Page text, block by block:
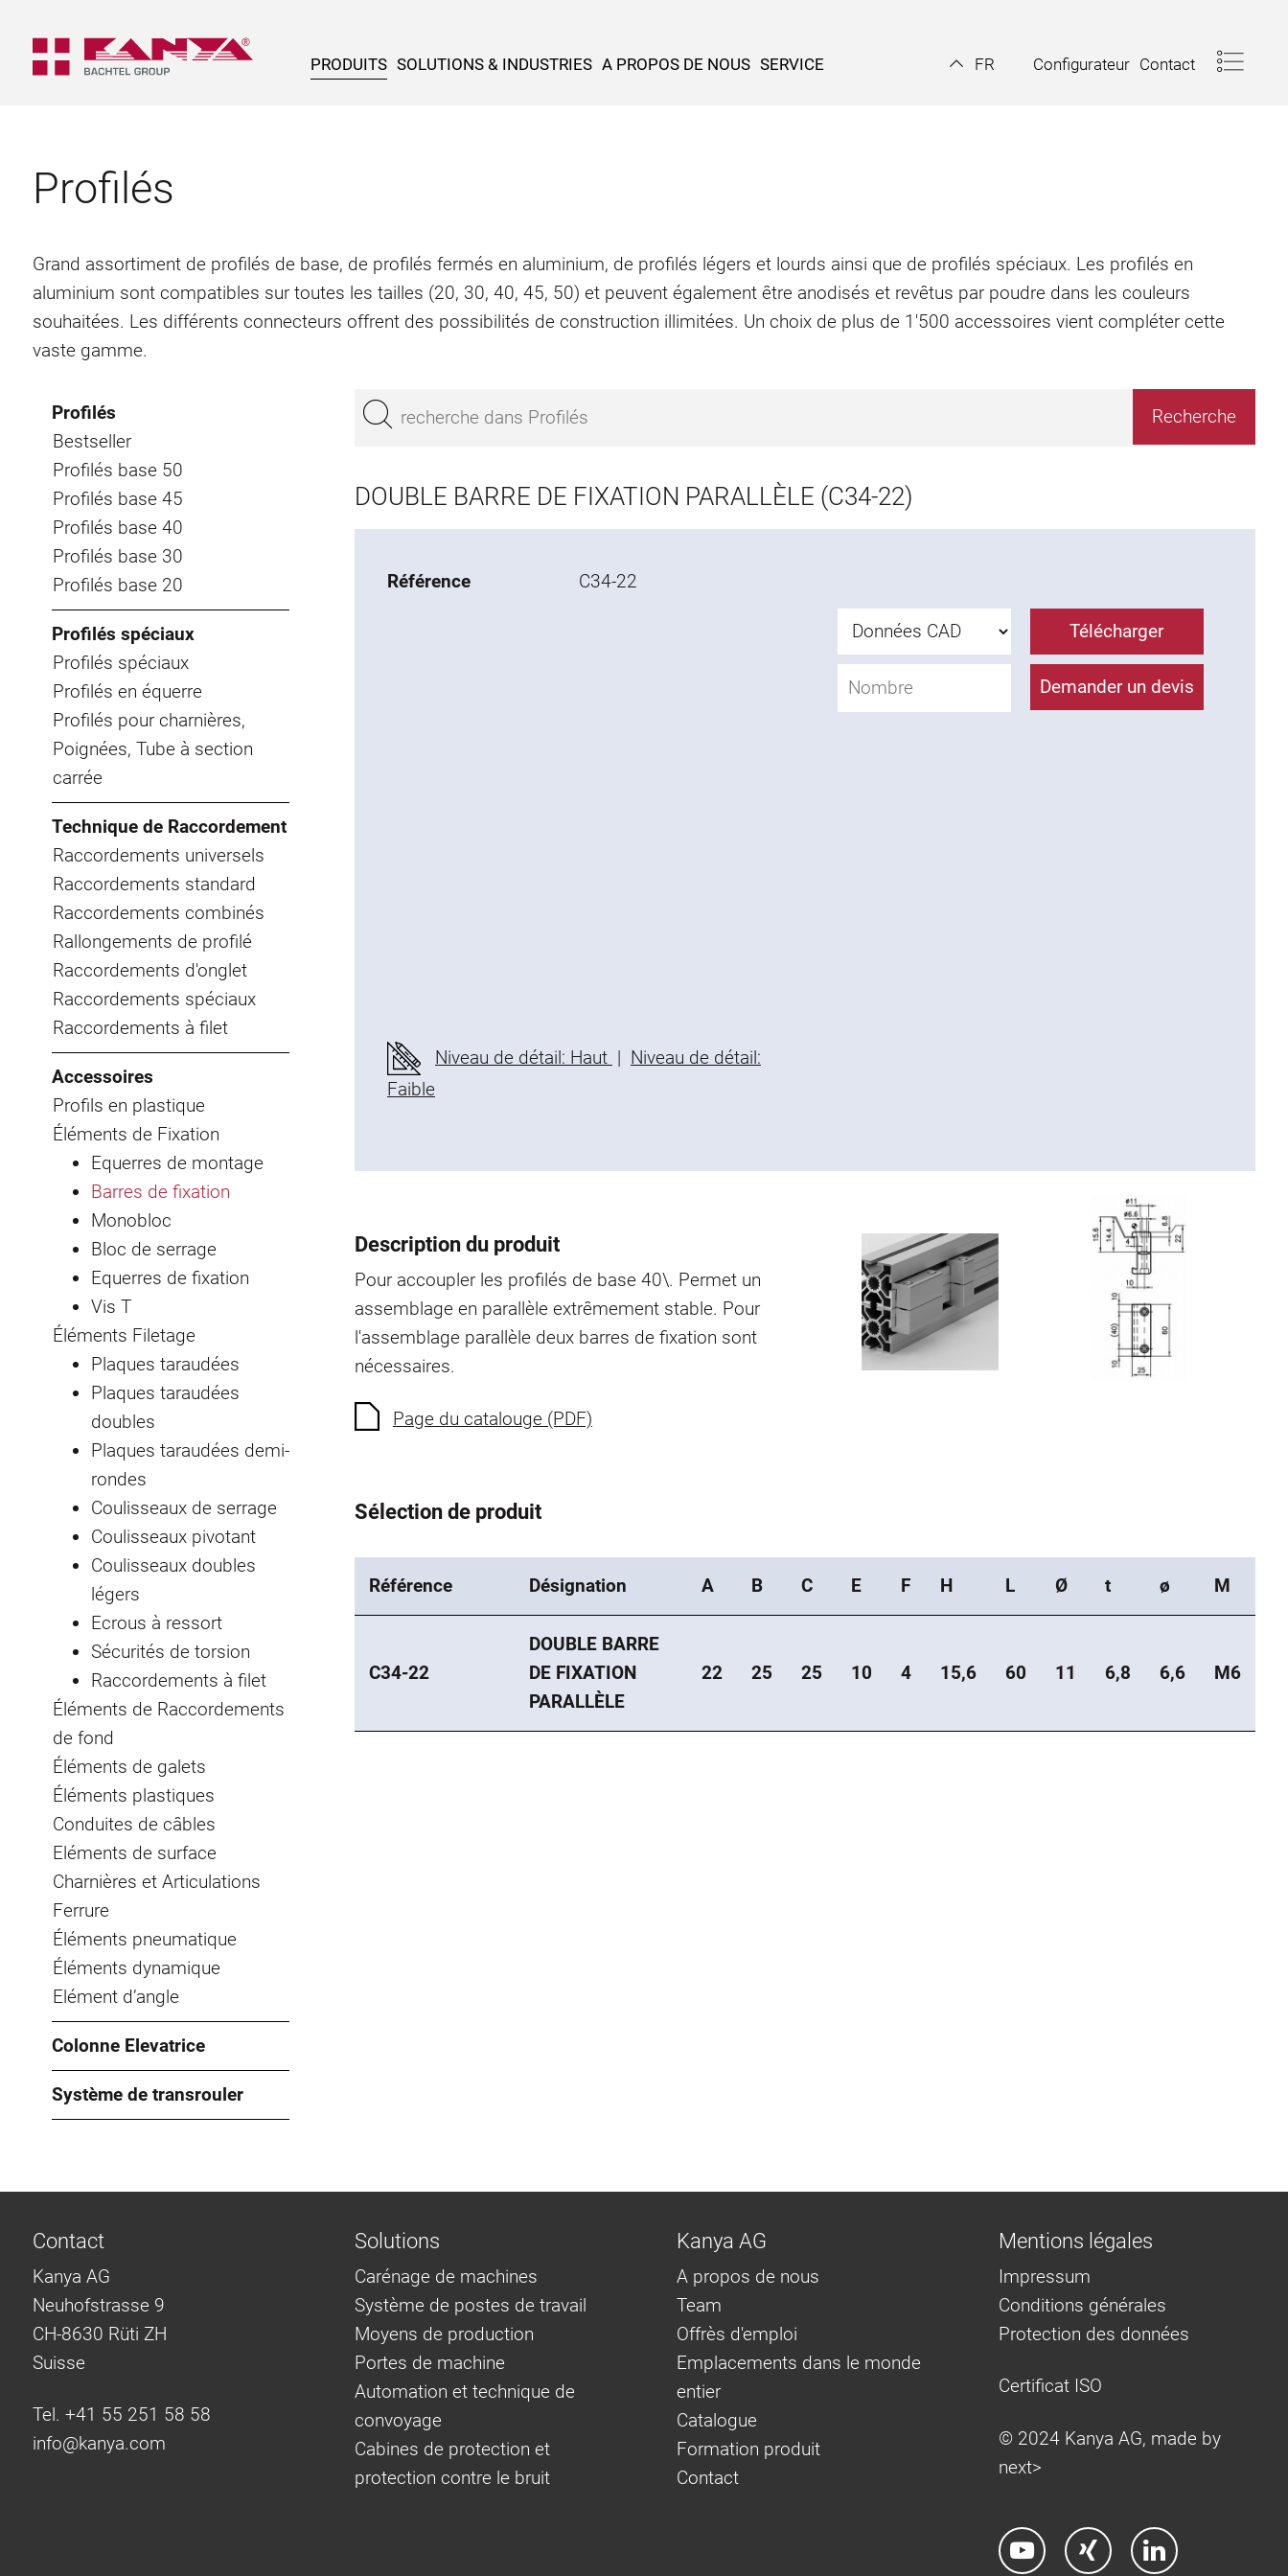
PRODUITS SOLUTIONS & INDUSTRIES A PROPOS DE NOUS SERVICE FR Configurateur Contact
Profilés
Grand assortiment de profilés de base, de profilés fermés en aluminium, de profilés légers et lourds ainsi que de profilés spéciaux. Les profilés en
aluminium sont compatibles sur toutes les tailles (20, 30, 40, 45, 50) et peuvent également être anodisés et revêtus par poudre dans les couleurs
souhaitées. Les différents connecteurs offrent des possibilités de construction illimitées. Un choix de plus de 1'500 accessoires vient compléter cette
vaste gamme.
Profilés
Bestseller
Profilés base 50
Profilés base 45
Profilés base 40
Profilés base 30
Profilés base 20
Profilés spéciaux
Profilés spéciaux
Profilés en équerre
Profilés pour charnières,
Poignées, Tube à section
carrée
Technique de Raccordement
Raccordements universels
Raccordements standard
Raccordements combinés
Rallongements de profilé
Raccordements d'onglet
Raccordements spéciaux
Raccordements à filet
Accessoires
Profils en plastique
Éléments de Fixation
Equerres de montage
Barres de fixation
Monobloc
Bloc de serrage
Equerres de fixation
Vis T
Éléments Filetage
Plaques taraudées
Plaques taraudées
doubles
Plaques taraudées demi-
rondes
Coulisseaux de serrage
Coulisseaux pivotant
Coulisseaux doubles
légers
Ecrous à ressort
Sécurités de torsion
Raccordements à filet
Éléments de Raccordements
de fond
Éléments de galets
Éléments plastiques
Conduites de câbles
Eléments de surface
Charnières et Articulations
Ferrure
Éléments pneumatique
Éléments dynamique
Elément d’angle
Colonne Elevatrice
Système de transrouler
DOUBLE BARRE DE FIXATION PARALLÈLE (C34-22)
Référence C34-22
Niveau de détail: Haut | Niveau de détail:
Faible
Télécharger
Demander un devis
Description du produit
Pour accoupler les profilés de base 40\. Permet un
assemblage en parallèle extrêmement stable. Pour
l'assemblage parallèle deux barres de fixation sont
nécessaires.
Page du catalouge (PDF)
Sélection de produit
Référence Désignation A B C E F H L Ø t ø M
C34-22
DOUBLE BARRE
DE FIXATION
PARALLÈLE
22 25 25 10 4 15,6 60 11 6,8 6,6 M6
Contact
Kanya AG
Neuhofstrasse 9
CH-8630 Rüti ZH
Suisse
Tel. +41 55 251 58 58
info@kanya.com
Solutions
Carénage de machines
Système de postes de travail
Moyens de production
Portes de machine
Automation et technique de
convoyage
Cabines de protection et
protection contre le bruit
Kanya AG
A propos de nous
Team
Offrès d'emploi
Emplacements dans le monde
entier
Catalogue
Formation produit
Contact
Mentions légales
Impressum
Conditions générales
Protection des données
Certificat ISO
© 2024 Kanya AG, made by
next>